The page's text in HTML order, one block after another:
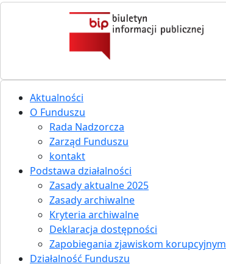
Aktualności
O Funduszu
Rada Nadzorcza
Zarząd Funduszu
kontakt
Podstawa działalności
Zasady aktualne 2025
Zasady archiwalne
Kryteria archiwalne
Deklaracja dostępności
Zapobiegania zjawiskom korupcyjnym
Działalność Funduszu